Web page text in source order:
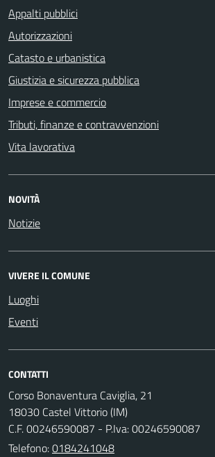
Appalti pubblici
Autorizzazioni
Catasto e urbanistica
Giustizia e sicurezza pubblica
Imprese e commercio
Tributi, finanze e contravvenzioni
Vita lavorativa
NOVITÀ
Notizie
VIVERE IL COMUNE
Luoghi
Eventi
CONTATTI
Corso Bonaventura Caviglia, 21
18030 Castel Vittorio (IM)
C.F. 00246590087 - P.Iva: 00246590087
Telefono:0184241048